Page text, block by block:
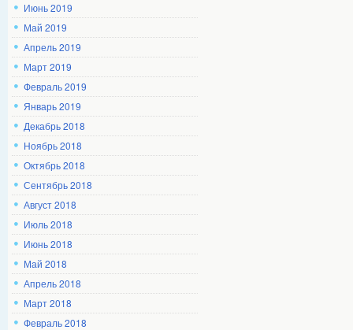
Июнь 2019
Май 2019
Апрель 2019
Март 2019
Февраль 2019
Январь 2019
Декабрь 2018
Ноябрь 2018
Октябрь 2018
Сентябрь 2018
Август 2018
Июль 2018
Июнь 2018
Май 2018
Апрель 2018
Март 2018
Февраль 2018